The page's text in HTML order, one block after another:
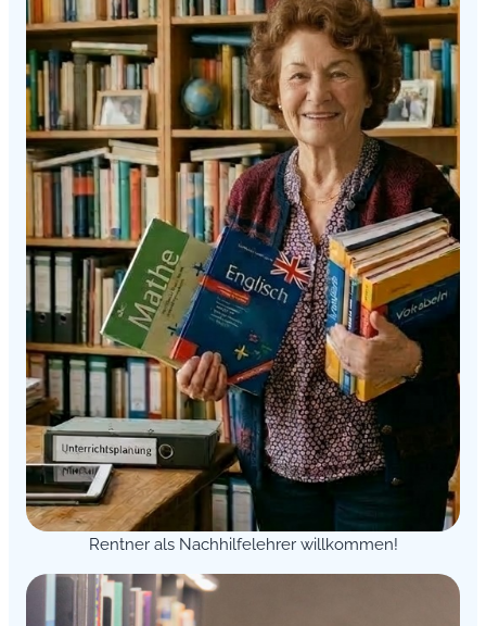
Rentner als Nachhilfelehrer willkommen!